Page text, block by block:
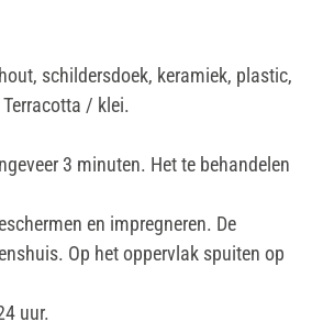
schildersdoek, keramiek, plastic,
/ klei.
3 minuten. Het te behandelen
en impregneren. De
Op het oppervlak spuiten op
uur.